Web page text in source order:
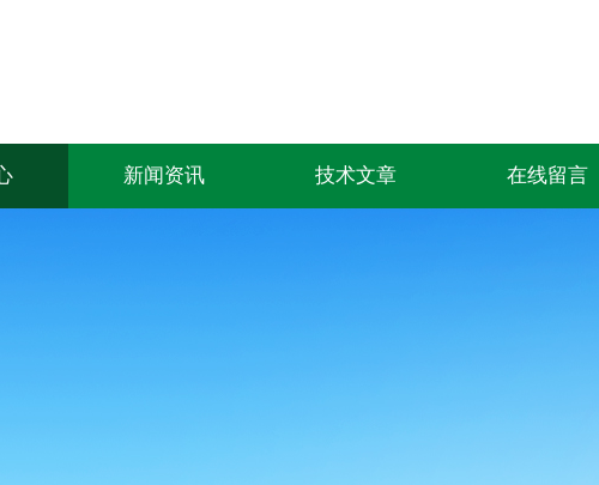
新闻资讯 技术文章 在线留言